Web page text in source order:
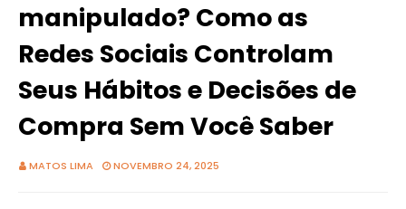
manipulado? Como as
Redes Sociais Controlam
Seus Hábitos e Decisões de
Compra Sem Você Saber
MATOS LIMA NOVEMBRO 24, 2025